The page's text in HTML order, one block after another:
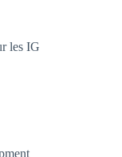
les IG